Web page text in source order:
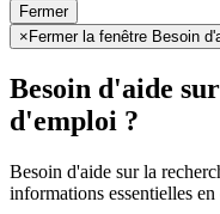
Fermer
× Fermer la fenêtre Besoin
Besoin d'aide
d'emploi ?
Besoin d'aide sur la
informations essentielles